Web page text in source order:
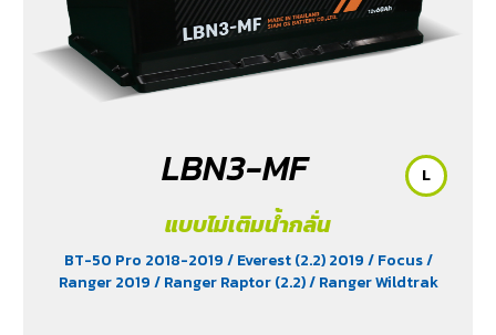
LBN3-MF
แบบไม่เติมน้ำกลั่น
BT-50 Pro 2018-2019/ Everest (2.2) 2019/ Focus/
Ranger 2019/ Ranger Raptor (2.2)/ Ranger Wildtrak
L